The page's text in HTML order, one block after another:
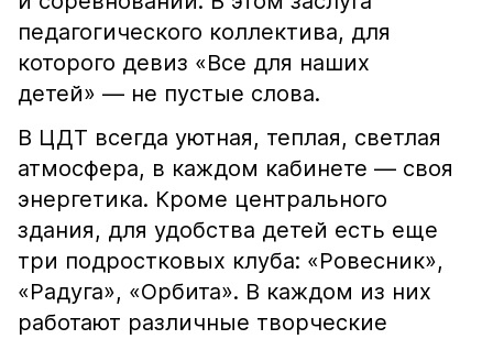
педагогического коллектива, для
которого девиз «Все для наших
детей» — не пустые слова.
В ЦДТ всегда уютная, теплая, светлая
атмосфера, в каждом кабинете — своя
энергетика. Кроме центрального
здания, для удобства детей есть еще
три подростковых клуба: «Ровесник»,
«Радуга», «Орбита». В каждом из них
работают различные творческие